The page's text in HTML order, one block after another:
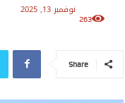
نوفمبر 13, 2025
263
Share